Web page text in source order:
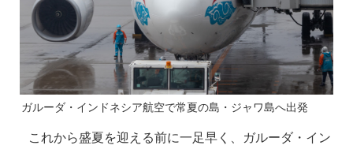
ガルーダ・インドネシア航空で常夏の島・ジャワ島へ出発
これから盛夏を迎える前に一足早く、ガルーダ・イン